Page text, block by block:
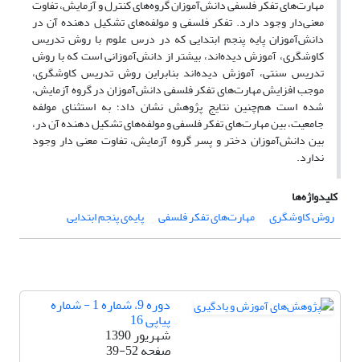
مهارت‌های تفکر فلسفی دانش‌آموزان گروه‌های کنترل و آزمایش، تفاوت
معنی‌دار وجود دارد. تفکر فلسفی و مولفه‌های تشکیل دهنده آن در
دانش‌آموزان پایه پنجم ابتدایی که در درس علوم با روش تدریس
کاوشگری، آموزش دیده‌اند، بیشتر از دانش‌آموزانی است که با روش
تدریس سنتی، آموزش دیده‌اند بنابراین روش تدریس کاوشگری،
موجب افزایش مهارت‌های تفکر فلسفی دانش‌آموزان در گروه آزمایش،
شده است هم‌چنین نتایج پژوهش نشان داد؛ به استثنای مولفه
جامعیت، بین مهارت‌های تفکر فلسفی و مولفه‌های تشکیل دهنده آن در،
بین دانش‌آموزان دختر و پسر گروه آزمایش، تفاوت معنی دار وجود
ندارد.
کلیدواژه‌ها
روش کاوشگری
مهارت‌های تفکر فلسفی پایه‌ی پنجم ابتدایی
دوره 9، شماره 1 - شماره
پیاپی 16
شهریور 1390
صفحه39-52